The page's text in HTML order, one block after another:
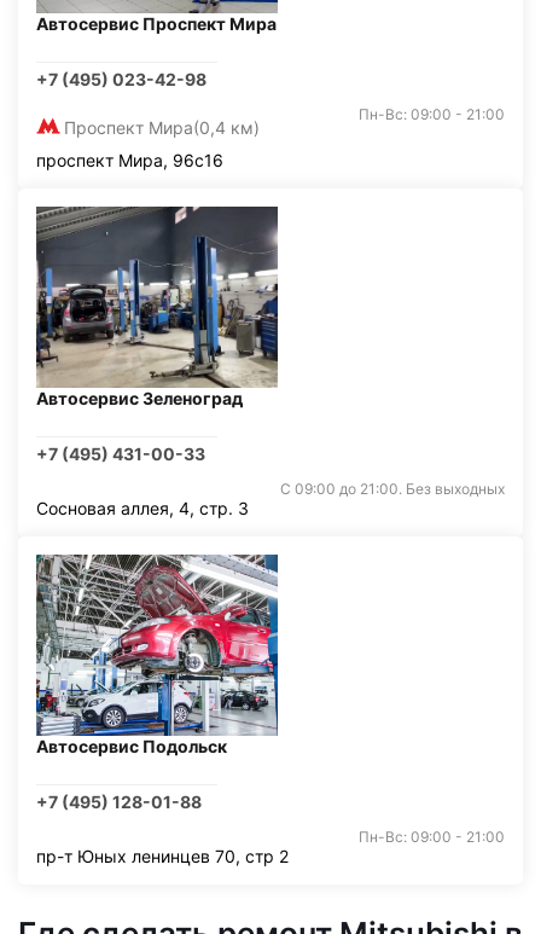
Автосервис Проспект Мира
+7 (495) 023-42-98
Проспект Мира(0,4 км)
Пн-Вс: 09:00 - 21:00
проспект Мира, 96с16
Автосервис Зеленоград
+7 (495) 431-00-33
С 09:00 до 21:00. Без выходных
Сосновая аллея, 4, стр. 3
Автосервис Подольск
+7 (495) 128-01-88
Пн-Вс: 09:00 - 21:00
пр-т Юных ленинцев 70, стр 2